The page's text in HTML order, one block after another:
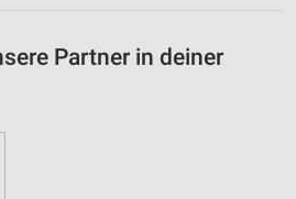
Partner in deiner